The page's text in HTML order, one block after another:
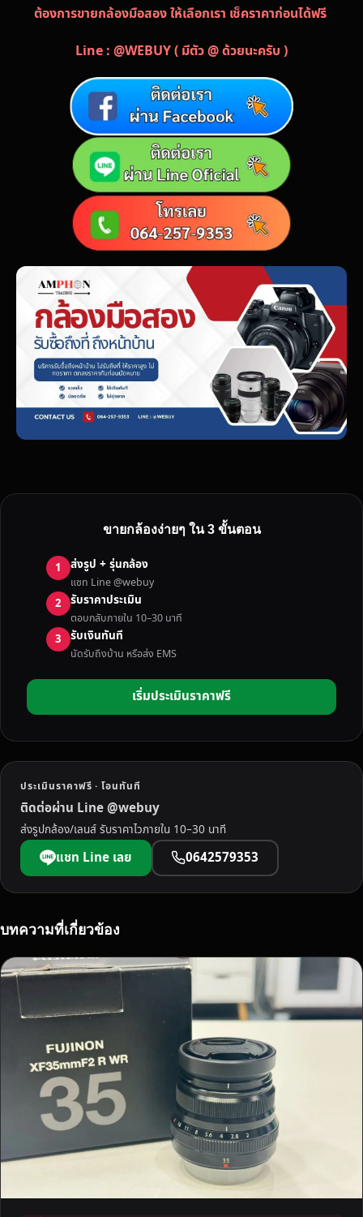
ต้องการขายกล้องมือสอง ให้เลือกเรา เช็คราคาก่อนได้ฟรี
Line : @WEBUY ( มีตัว @ ด้วยนะครับ )
ขายกล้องง่ายๆ ใน 3 ขั้นตอน
1 ส่งรูป + รุ่นกล้อง
แชท Line @webuy
2 รับราคาประเมิน
ตอบกลับภายใน 10–30 นาที
3 รับเงินทันที
นัดรับถึงบ้าน หรือส่ง EMS
เริ่มประเมินราคาฟรี
ประเมินราคาฟรี · โอนทันที
ติดต่อผ่าน Line @webuy
ส่งรูปกล้อง/เลนส์ รับราคาไวภายใน 10–30 นาที
แชท Line เลย 0642579353
บทความที่เกี่ยวข้อง